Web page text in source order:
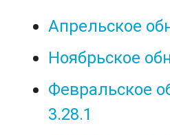
Апрельское
Ноябрьское
Февральское
3.28.1